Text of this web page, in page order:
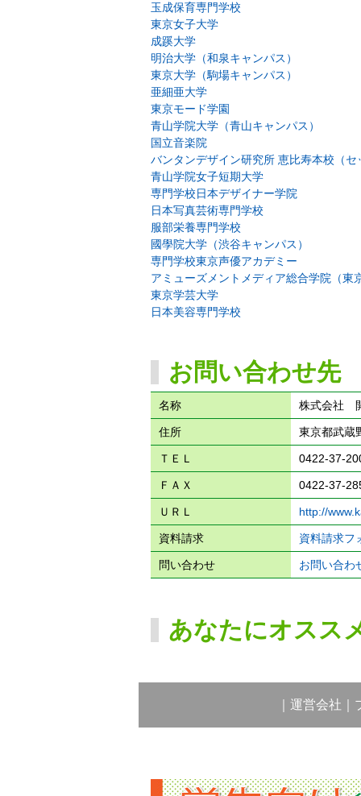
玉成保育専門学校
東京女子大学
成蹊大学
明治大学（和泉キャンパス）
東京大学（駒場キャンパス）
亜細亜大学
東京モード学園
青山学院大学（青山キャンパス）
国立音楽院
バンタンデザイン研究所 恵比寿本校（セ
青山学院女子短期大学
専門学校日本デザイナー学院
日本写真芸術専門学校
服部栄養専門学校
國學院大学（渋谷キャンパス）
専門学校東京声優アカデミー
アミューズメントメディア総合学院（東
東京学芸大学
日本美容専門学校
お問い合わせ先
名称 株式会社
住所 東京都武蔵
ＴＥＬ 0422-37-
ＦＡＸ 0422-37-
ＵＲＬ http://
資料請求 資料請求フ
問い合わせ お問い合わ
あなたにオスス
運営会社